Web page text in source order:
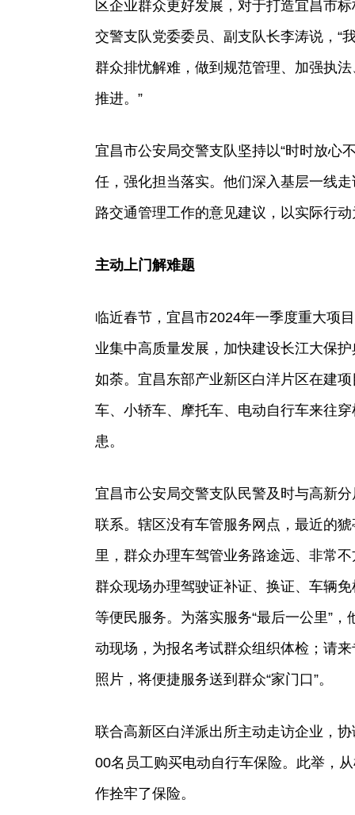
区企业群众更好发展，对于打造宜昌市
交警支队党委委员、副支队长李涛说，“
群众排忧解难，做到规范管理、加强执
推进。”
宜昌市公安局交警支队坚持以“时时放心
任，强化担当落实。他们深入基层一线
路交通管理工作的意见建议，以实际行
主动上门解难题
临近春节，宜昌市2024年一季度重大项
业集中高质量发展，加快建设长江大保
如荼。宜昌东部产业新区白洋片区在建
车、小轿车、摩托车、电动自行车来往
患。
宜昌市公安局交警支队民警及时与高新
联系。辖区没有车管服务网点，最近的
里，群众办理车驾管业务路途远、非常
群众现场办理驾驶证补证、换证、车辆
等便民服务。为落实服务“最后一公里”
动现场，为报名考试群众组织体检；请
照片，将便捷服务送到群众“家门口”。
联合高新区白洋派出所主动走访企业，
00名员工购买电动自行车保险。此举，
作拴牢了保险。